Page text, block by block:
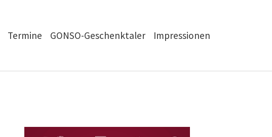
Termine GONSO-Geschenktaler Impressionen